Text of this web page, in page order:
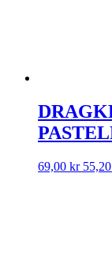
69,00 kr 55,20